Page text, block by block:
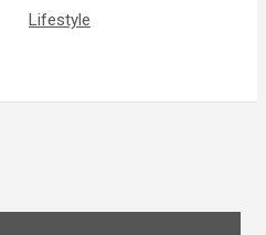
Lifestyle